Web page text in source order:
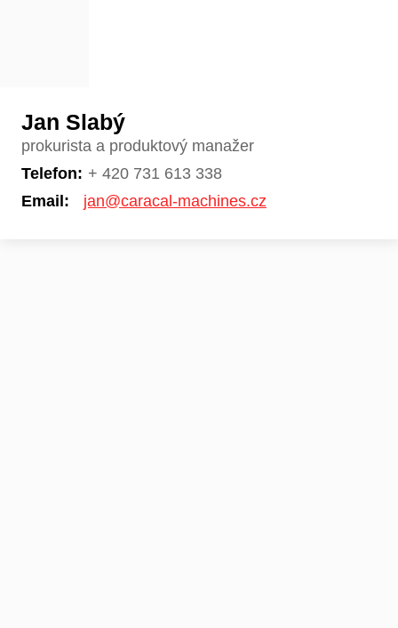
Jan Slabý
prokurista a produktový manažer
Telefon: + 420 731 613 338
Email:
jan@caracal-machines.cz